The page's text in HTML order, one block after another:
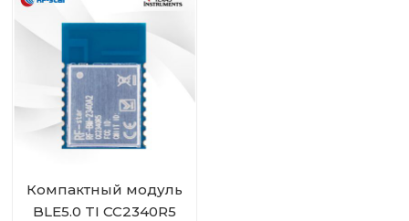
Компактный модуль
BLE5.0 TI CC2340R5